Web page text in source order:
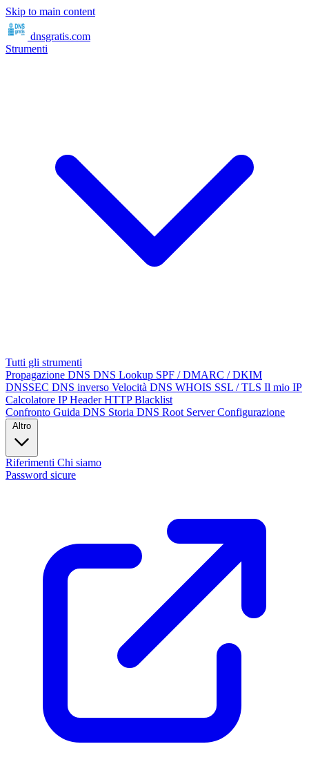
Skip to main content
dnsgratis.com
Strumenti
Tutti gli strumenti
Propagazione DNS DNS Lookup SPF / DMARC / DKIM
DNSSEC DNS inverso Velocità DNS WHOIS SSL / TLS Il mio IP
Calcolatore IPHeader HTTPBlacklist
Confronto Guida DNS Storia DNS Root ServerConfigurazione
Riferimenti Chi siamo
Password sicure